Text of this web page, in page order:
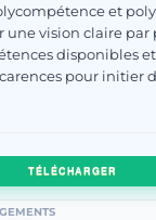
et
une vision claire par
disponibles
pour initier
TÉLÉCHARGER